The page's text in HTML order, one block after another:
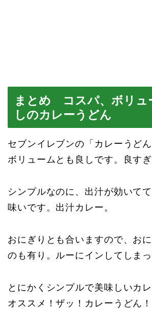
まとめ コスパ、ボリュ
しのカレーうどん
セブンイレブンの「カレーうど
ボリュームとも良しです。良すぎ
シンプルなのに、出汁が効いて
味いです。出汁カレー。
おにぎりとも合いますので、お
のも有り。ルーにインしてしま
とにかくシンプルで美味しいカ
オススメ！ザッ！カレーうどん！